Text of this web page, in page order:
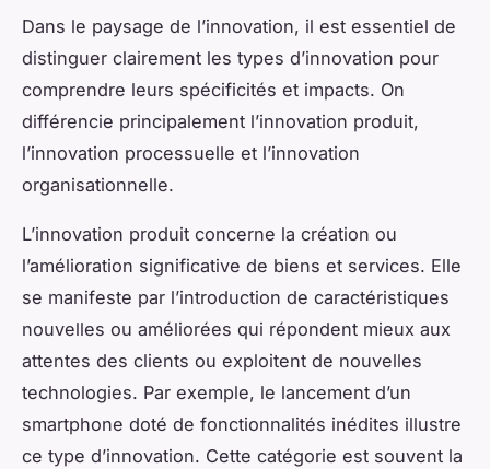
Dans le paysage de l’innovation, il est essentiel de
distinguer clairement les types d’innovation pour
comprendre leurs spécificités et impacts. On
différencie principalement l’innovation produit,
l’innovation processuelle et l’innovation
organisationnelle.
L’innovation produit concerne la création ou
l’amélioration significative de biens et services. Elle
se manifeste par l’introduction de caractéristiques
nouvelles ou améliorées qui répondent mieux aux
attentes des clients ou exploitent de nouvelles
technologies. Par exemple, le lancement d’un
smartphone doté de fonctionnalités inédites illustre
ce type d’innovation. Cette catégorie est souvent la